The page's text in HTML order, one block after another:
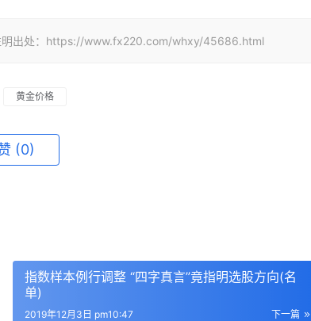
明出处：https://www.fx220.com/whxy/45686.html
黄金价格
(0)
指数样本例行调整 “四字真言”竟指明选股方向(名
单)
下一篇
2019年12月3日 pm10:47